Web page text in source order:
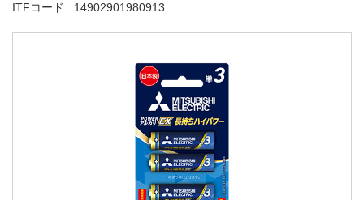
ITFコード : 14902901980913